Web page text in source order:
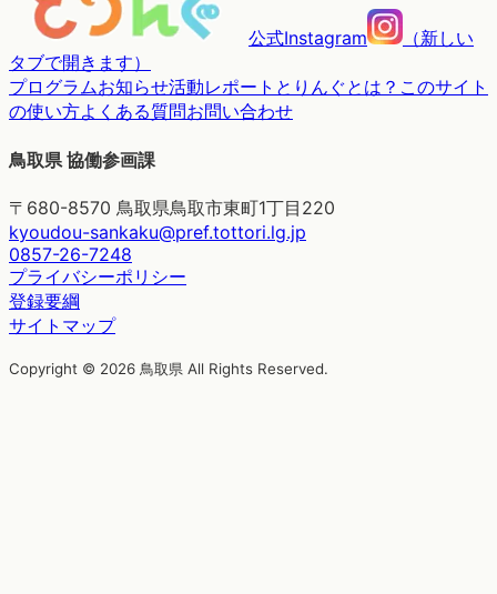
公式Instagram （新しい
タブで開きます）
プログラムお知らせ活動レポート とりんぐとは？ このサイト
の使い方よくある質問お問い合わせ
鳥取県 協働参画課
〒680-8570 鳥取県鳥取市東町1丁目220
kyoudou-sankaku@pref.tottori.lg.jp
0857-26-7248
プライバシーポリシー
登録要綱
サイトマップ
Copyright © 2026 鳥取県 All Rights Reserved.